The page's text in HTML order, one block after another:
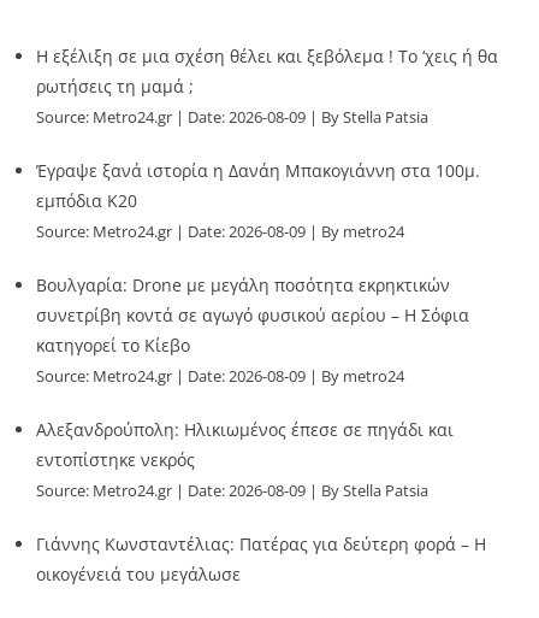
Η εξέλιξη σε μια σχέση θέλει και ξεβόλεμα ! Το ‘χεις ή θα
ρωτήσεις τη μαμά ;
Source: Metro24.gr Date: 2026-08-09 By Stella Patsia
Έγραψε ξανά ιστορία η Δανάη Μπακογιάννη στα 100μ.
εμπόδια Κ20
Source: Metro24.gr Date: 2026-08-09 By metro24
Βουλγαρία: Drone με μεγάλη ποσότητα εκρηκτικών
συνετρίβη κοντά σε αγωγό φυσικού αερίου – Η Σόφια
κατηγορεί το Κίεβο
Source: Metro24.gr Date: 2026-08-09 By metro24
Αλεξανδρούπολη: Ηλικιωμένος έπεσε σε πηγάδι και
εντοπίστηκε νεκρός
Source: Metro24.gr Date: 2026-08-09 By Stella Patsia
Γιάννης Κωνσταντέλιας: Πατέρας για δεύτερη φορά – Η
οικογένειά του μεγάλωσε